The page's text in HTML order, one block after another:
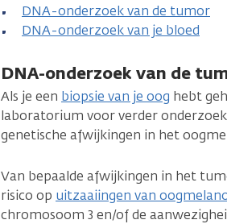
DNA-onderzoek van de tumor
DNA-onderzoek van je bloed
DNA-onderzoek van de
Als je een biopsie van je oog hebt
laboratorium voor verder
genetische afwijkingen in het
Van bepaalde afwijkingen in het
risico op uitzaaiingen van
chromosoom 3 en/of de